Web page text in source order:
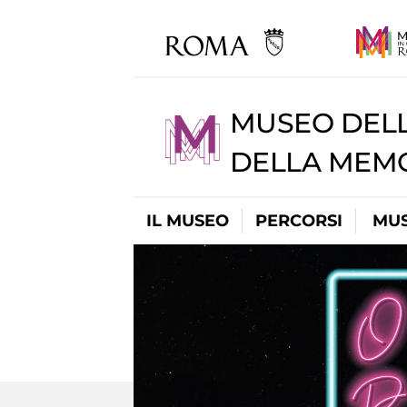
MUSEO
DELLA
IL MUSEO PERCORSI